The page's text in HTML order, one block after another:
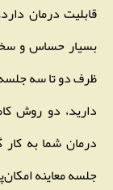
قابلیت درمان
بسیار حساس و
ظرف دو تا سه
دارید، دو روش
درمان شما به
جلسه معاینه